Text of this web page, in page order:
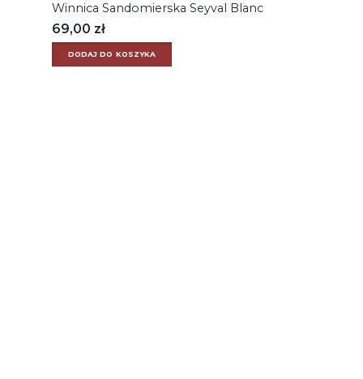
Winnica Sandomierska Seyval Blanc
69,00 zł
DODAJ DO KOSZYKA